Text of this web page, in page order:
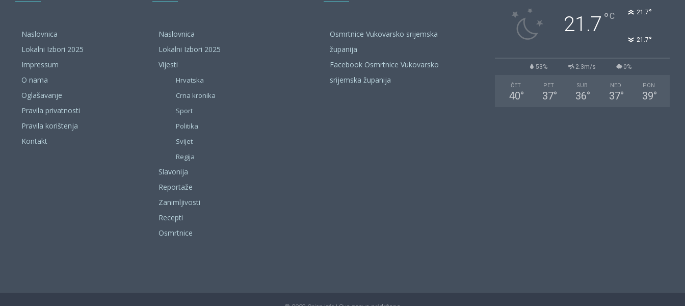
Naslovnica
Lokalni Izbori 2025
Impressum
O nama
Oglašavanje
Pravila privatnosti
Pravila korištenja
Kontakt
Naslovnica
Lokalni Izbori 2025
Vijesti
Hrvatska
Crna kronika
Sport
Politika
Svijet
Regija
Slavonija
Reportaže
Zanimljivosti
Recepti
Osmrtnice
Osmrtnice Vukovarsko srijemska
županija
Facebook Osmrtnice Vukovarsko
srijemska županija
21.7 °C 21.7°
21.7°
53% 2.3m/s 0%
ČET
40°
PET
37°
SUB
36°
NED
37°
PON
39°